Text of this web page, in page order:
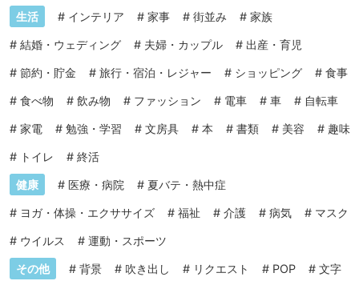
生活 # インテリア # 家事 # 街並み # 家族
# 結婚・ウェディング # 夫婦・カップル # 出産・育児
# 節約・貯金 # 旅行・宿泊・レジャー # ショッピング # 食事
# 食べ物 # 飲み物 # ファッション # 電車 # 車 # 自転車
# 家電 # 勉強・学習 # 文房具 # 本 # 書類 # 美容 # 趣味
# トイレ # 終活
健康 # 医療・病院 # 夏バテ・熱中症
# ヨガ・体操・エクササイズ # 福祉 # 介護 # 病気 # マスク
# ウイルス # 運動・スポーツ
その他 # 背景 # 吹き出し # リクエスト # POP # 文字